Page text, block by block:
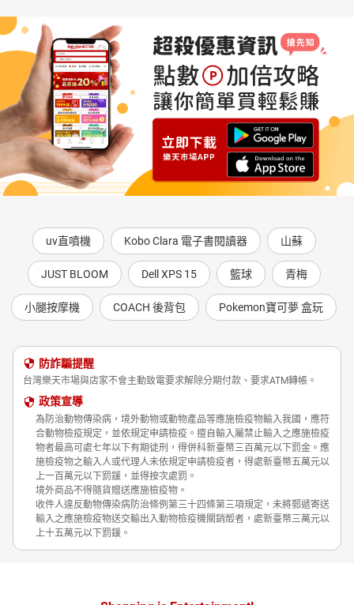
uv直噴機 Kobo Clara 電子書閱讀器 山蘇
JUST BLOOM Dell XPS 15 籃球 青梅
小腿按摩機 COACH 後背包 Pokemon寶可夢 盒玩
防詐騙提醒
台灣樂天市場與店家不會主動致電要求解除分期付款、要求ATM轉帳。
政策宣導
為防治動物傳染病，境外動物或動物產品等應施檢疫物輸入我國，應符
合動物檢疫規定，並依規定申請檢疫。擅自輸入屬禁止輸入之應施檢疫
物者最高可處七年以下有期徒刑，得併科新臺幣三百萬元以下罰金。應
施檢疫物之輸入人或代理人未依規定申請檢疫者，得處新臺幣五萬元以
上一百萬元以下罰鍰，並得按次處罰。
境外商品不得隨貨贈送應施檢疫物。
收件人違反動物傳染病防治條例第三十四條第三項規定，未將郵遞寄送
輸入之應施檢疫物送交輸出入動物檢疫機關銷燬者，處新臺幣三萬元以
上十五萬元以下罰鍰。